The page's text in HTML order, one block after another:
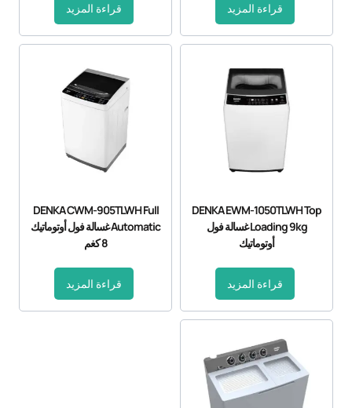
قراءة المزيد قراءة المزيد
DENKA EWM-1050TLWH Top
Loading 9kg غسالة فول
أوتوماتيك
قراءة المزيد
DENKA CWM-905TLWH Full
Automatic غسالة فول أوتوماتيك
8 كغم
قراءة المزيد